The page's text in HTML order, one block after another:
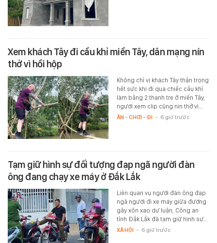
Xem khách Tây đi cầu khỉ miền Tây, dân mạng nín
thở vì hồi hộp
Không chỉ vị khách Tây thận trọng
hết sức khi đi qua chiếc cầu khỉ
làm bằng 2 thanh tre ở miền Tây,
người xem clip cũng nín thở vì…
ĂN - CHƠI - ĐI - 6 giờ trước
Tạm giữ hình sự đối tượng đạp ngã người đàn
ông đang chạy xe máy ở Đắk Lắk
Liên quan vụ người đàn ông đạp
ngã người đi xe máy giữa đường
gây xôn xao dư luận, Công an
tỉnh Đắk Lắk đã tạm giữ hình sự…
XÃ HỘI - 6 giờ trước